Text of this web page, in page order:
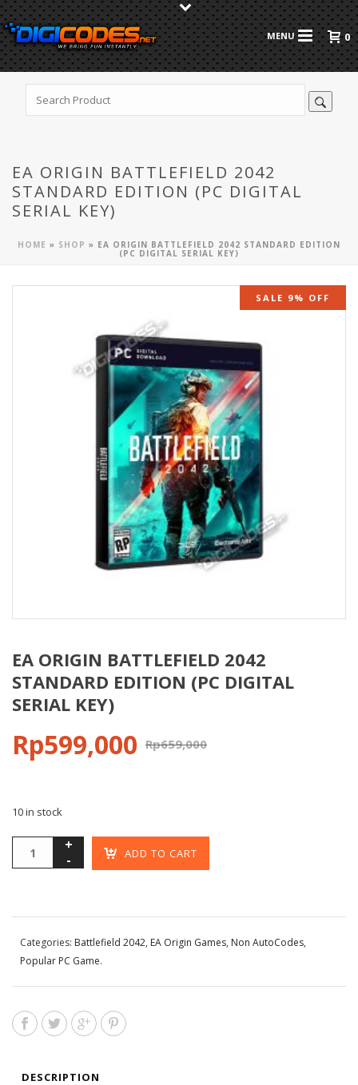
0
EA ORIGIN BATTLEFIELD 2042
STANDARD EDITION (PC DIGITAL
SERIAL KEY)
HOME » SHOP » EA ORIGIN BATTLEFIELD 2042 STANDARD EDITION
(PC DIGITAL SERIAL KEY)
SALE 9% OFF
EA ORIGIN BATTLEFIELD 2042
STANDARD EDITION (PC DIGITAL
SERIAL KEY)
Rp659,000
Rp599,000
10 in stock
ADD TO CART
Categories: Battlefield 2042, EA Origin Games, Non AutoCodes,
Popular PC Game.
DESCRIPTION